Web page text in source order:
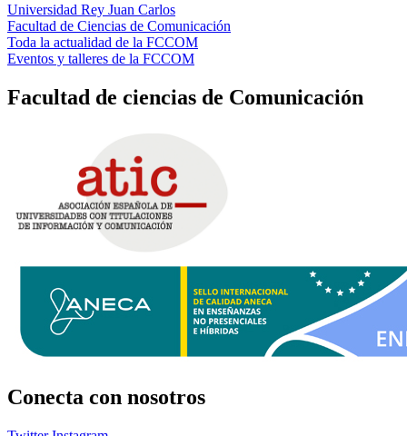
Universidad Rey Juan Carlos
Facultad de Ciencias de Comunicación
Toda la actualidad de la FCCOM
Eventos y talleres de la FCCOM
Facultad de ciencias de Comunicación
Conecta con nosotros